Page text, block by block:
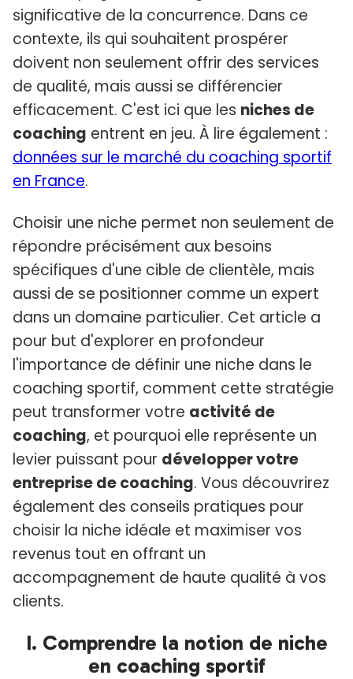
significative de la concurrence. Dans ce
contexte, ils qui souhaitent prospérer
doivent non seulement offrir des services
de qualité, mais aussi se différencier
efficacement. C'est ici que les niches de
coaching entrent en jeu. À lire également :
données sur le marché du coaching sportif
en France.
Choisir une niche permet non seulement de
répondre précisément aux besoins
spécifiques d'une cible de clientèle, mais
aussi de se positionner comme un expert
dans un domaine particulier. Cet article a
pour but d'explorer en profondeur
l'importance de définir une niche dans le
coaching sportif, comment cette stratégie
peut transformer votre activité de
coaching, et pourquoi elle représente un
levier puissant pour développer votre
entreprise de coaching. Vous découvrirez
également des conseils pratiques pour
choisir la niche idéale et maximiser vos
revenus tout en offrant un
accompagnement de haute qualité à vos
clients.
I. Comprendre la notion de niche
en coaching sportif